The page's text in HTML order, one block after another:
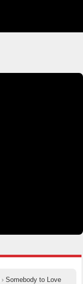
› Somebody to Love